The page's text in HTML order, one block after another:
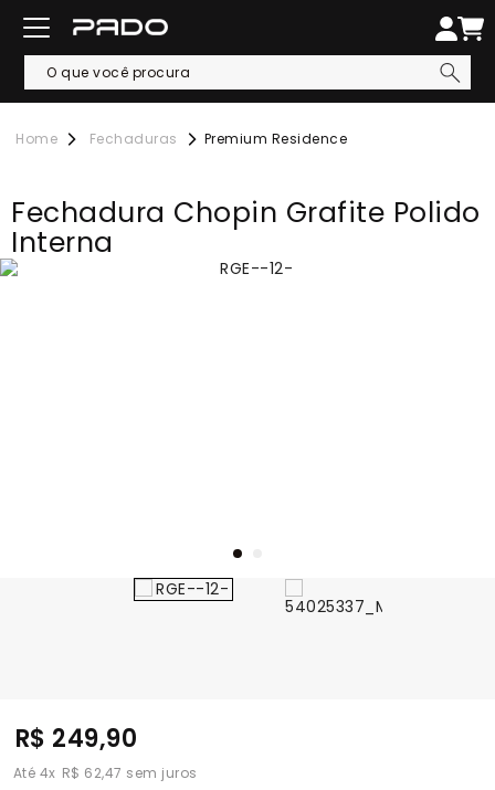
Fechaduras Premium Residence
Fechadura Chopin Grafite Polido
Interna
R$ 249,90
4x R$ 62,47